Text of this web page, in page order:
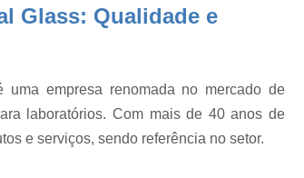
Balão com Saída Lateral
Balão de
Balão Destilação
Balão Destilação Saída
Balão de Destilação
Balão de Fundo
Glass: Qualidade e
empresa renomada no mercado de
laboratórios. Com mais de 40 anos de
e serviços, sendo referência no setor.